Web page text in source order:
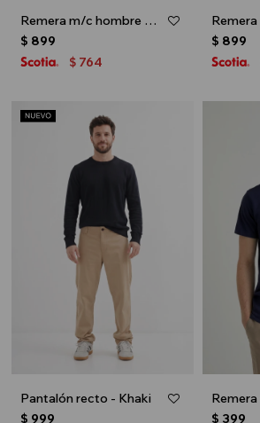
Remera m/c hombre MARVEL - Azul marino
$ 899
$ 764
$ 899
Pantalón recto - Khaki
$ 999 $ 399